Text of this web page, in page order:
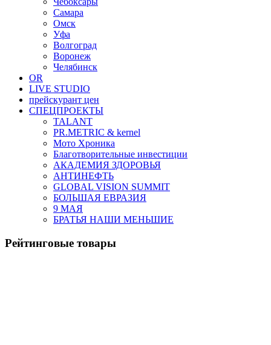
Самара
Омск
Уфа
Волгоград
Воронеж
Челябинск
OR
LIVE STUDIO
прейскурант цен
СПЕЦПРОЕКТЫ
TALANT
PR.METRIC & kernel
Мото Хроника
Благотворительные инвестиции
АКАДЕМИЯ ЗДОРОВЬЯ
АНТИНЕФТЬ
GLOBAL VISION SUMMIT
БОЛЬШАЯ ЕВРАЗИЯ
9 МАЯ
БРАТЬЯ НАШИ МЕНЬШИЕ
Рейтинговые товары